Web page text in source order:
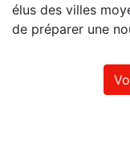
élus des villes
de préparer une